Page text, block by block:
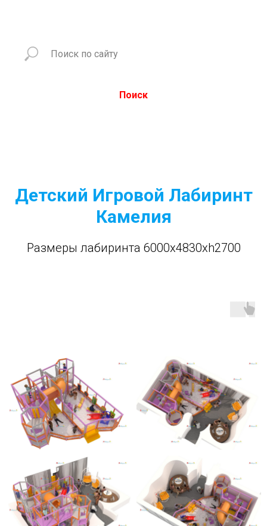
Поиск
Детский Игровой Лабиринт
Камелия
Размеры лабиринта 6000x4830xh2700